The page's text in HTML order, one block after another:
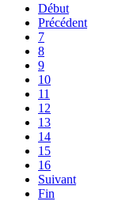
Début
Précédent
7
8
9
10
11
12
13
14
15
16
Suivant
Fin